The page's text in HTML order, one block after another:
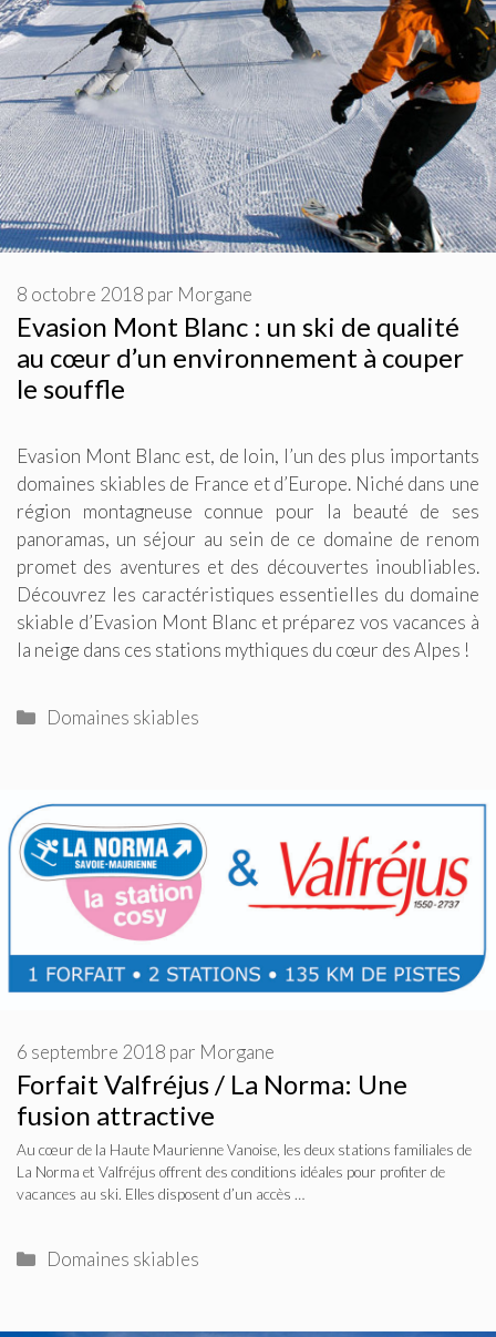
Evasion Mont Blanc : un ski de qualité
au cœur d’un environnement à couper
le souffle
8 octobre 2018 par Morgane
Evasion Mont Blanc est, de loin, l’un des plus importants
domaines skiables de France et d’Europe. Niché dans une
région montagneuse connue pour la beauté de ses
panoramas, un séjour au sein de ce domaine de renom
promet des aventures et des découvertes inoubliables.
Découvrez les caractéristiques essentielles du domaine
skiable d’Evasion Mont Blanc et préparez vos vacances à
la neige dans ces stations mythiques du cœur des Alpes !
Catégories
Domaines skiables
Forfait Valfréjus / La Norma: Une
fusion attractive
6 septembre 2018 par Morgane
Au cœur de la Haute Maurienne Vanoise, les deux stations familiales de
La Norma et Valfréjus offrent des conditions idéales pour profiter de
vacances au ski. Elles disposent d’un accès …
Catégories
Domaines skiables